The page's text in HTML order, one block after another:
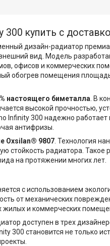
купить с
дизайн-радиатор
вид. Модель
офисов и коммерческих
обогрев помещения
настоящего биметалла. В
высокой прочностью,
Infinity 300 надежно
антифризы.
Oxsilan® 9807. Технология
стойкость радиатора. Такое
на протяжении многих лет.
с использованием
от механических
жилых и коммерческих
доступен в трех
300 становится не только